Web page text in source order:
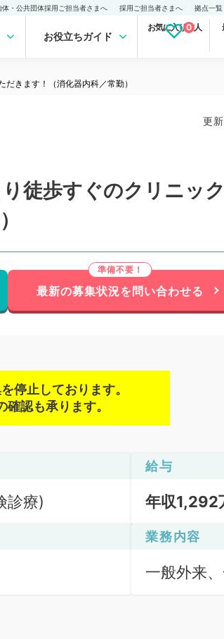
体・公共団体採用ご担当者さまへ 採用ご担当者さまへ 拠点一覧
お役立ちガイド
お気に入り求人
0
きます！（消化器内科／常勤）
更
徒歩すぐのクリニッ
最新の募集状況を問い合わせる
停止しております。
認も承ります。
診療)
給与
年収1,292
業務内容
一般外来